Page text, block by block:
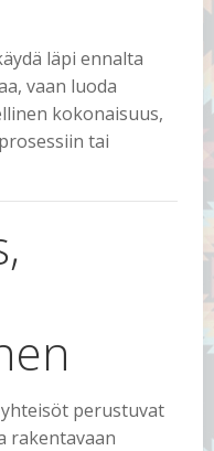
läpi ennalta
vaan luoda
kokonaisuus,
tai
perustuvat
rakentavaan